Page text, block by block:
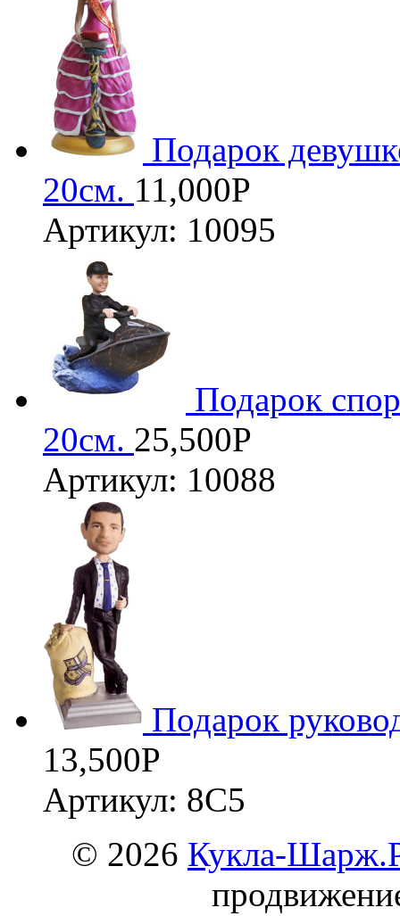
Подарок
20см. 11,000Р
Артикул: 10095
Подарок
20см. 25,500Р
Артикул: 10088
Подарок
13,500Р
Артикул: 8С5
© 2026 Кукла-